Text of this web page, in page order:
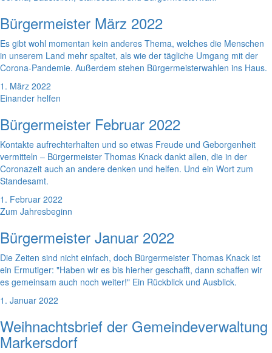
Bürgermeister März 2022
Es gibt wohl momentan kein anderes Thema, welches die Menschen
in unserem Land mehr spaltet, als wie der tägliche Umgang mit der
Corona-Pandemie. Außerdem stehen Bürgermeisterwahlen ins Haus.
1. März 2022
Einander helfen
Bürgermeister Februar 2022
Kontakte aufrechterhalten und so etwas Freude und Geborgenheit
vermitteln – Bürgermeister Thomas Knack dankt allen, die in der
Coronazeit auch an andere denken und helfen. Und ein Wort zum
Standesamt.
1. Februar 2022
Zum Jahresbeginn
Bürgermeister Januar 2022
Die Zeiten sind nicht einfach, doch Bürgermeister Thomas Knack ist
ein Ermutiger: "Haben wir es bis hierher geschafft, dann schaffen wir
es gemeinsam auch noch weiter!" Ein Rückblick und Ausblick.
1. Januar 2022
Weihnachtsbrief der Gemeindeverwaltung
Markersdorf